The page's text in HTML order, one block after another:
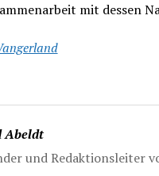
mit dessen
Abeldt
und Redaktionsleiter